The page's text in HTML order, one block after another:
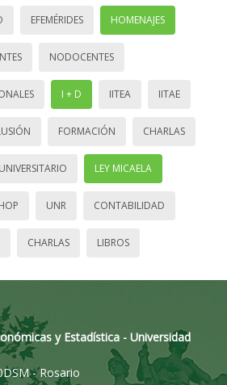
EFEMÉRIDES HOMENAJES
NODOCENTES
I + D IITEA IITAE
FORMACIÓN CHARLAS
LEY MICAELA
UNR CONTABILIDAD
CHARLAS LIBROS
y Estadística - Universidad
- Rosario